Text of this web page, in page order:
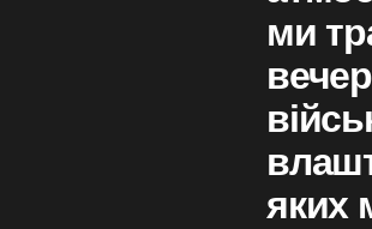
ми
яких